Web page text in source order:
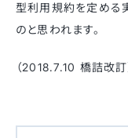
型利用規約を定める
のと思われます。
（2018.7.10 橋詰改訂